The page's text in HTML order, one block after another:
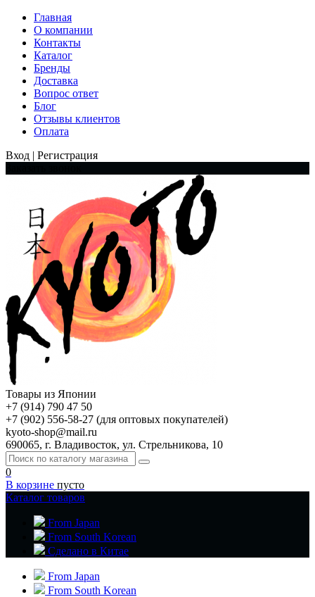
Главная
О компании
Контакты
Каталог
Бренды
Доставка
Вопрос ответ
Блог
Отзывы клиентов
Оплата
Вход | Регистрация
Товары из Японии
+7 (914) 790 47 50
+7 (902) 556-58-27 (для оптовых покупателей)
kyoto-shop@mail.ru
690065, г. Владивосток, ул. Стрельникова, 10
0
В корзине пусто
Каталог товаров
From Japan
From South Korean
Сделано в Китае
From Japan
From South Korean